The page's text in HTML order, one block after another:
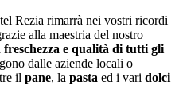
Rezia rimarrà nei vostri ricordi
alla maestria del nostro
freschezza e qualità di tutti gli
dalle aziende locali o
il pane, la pasta ed i vari dolci